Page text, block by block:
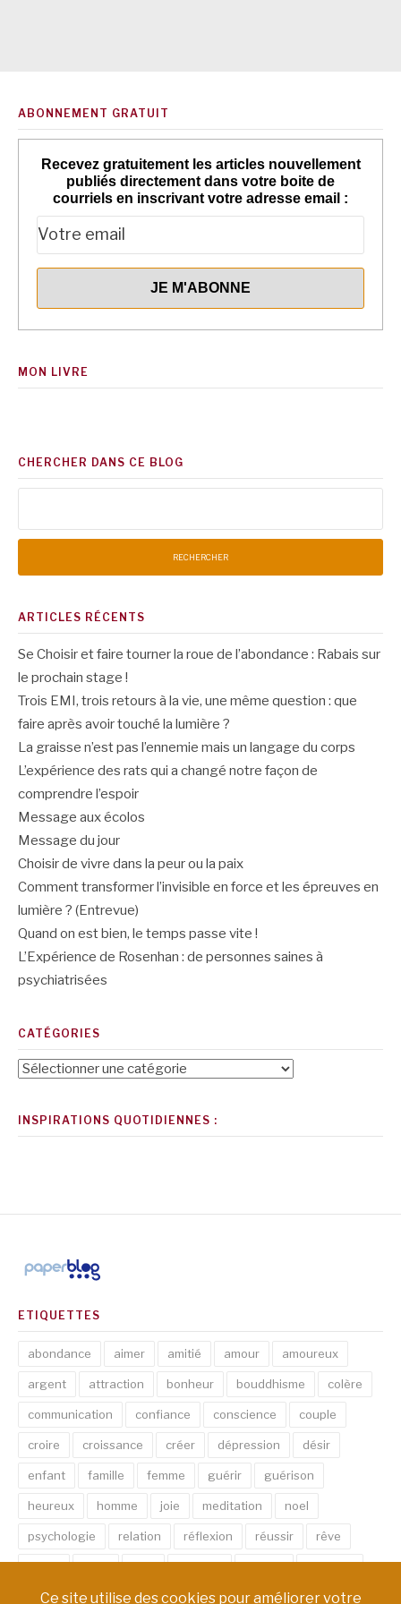
ABONNEMENT GRATUIT
Recevez gratuitement les articles nouvellement
publiés directement dans votre boite de
courriels en inscrivant votre adresse email :
MON LIVRE
CHERCHER DANS CE BLOG
ARTICLES RÉCENTS
Se Choisir et faire tourner la roue de l’abondance : Rabais sur
le prochain stage !
Trois EMI, trois retours à la vie, une même question : que
faire après avoir touché la lumière ?
La graisse n’est pas l’ennemie mais un langage du corps
L’expérience des rats qui a changé notre façon de
comprendre l’espoir
Message aux écolos
Message du jour
Choisir de vivre dans la peur ou la paix
Comment transformer l’invisible en force et les épreuves en
lumière ? (Entrevue)
Quand on est bien, le temps passe vite !
L’Expérience de Rosenhan : de personnes saines à
psychiatrisées
CATÉGORIES
Catégories
INSPIRATIONS QUOTIDIENNES :
ETIQUETTES
abondance aimer amitié amour amoureux
argent attraction bonheur bouddhisme colère
communication confiance conscience couple
croire croissance créer dépression désir
enfant famille femme guérir guérison
heureux homme joie meditation noel
psychologie relation réflexion réussir rêve
santé sexe soin spirituel succès thérapie
vie âme émotion énergie équilibre